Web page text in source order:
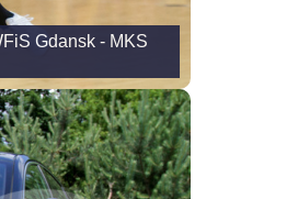
Gdansk - MKS